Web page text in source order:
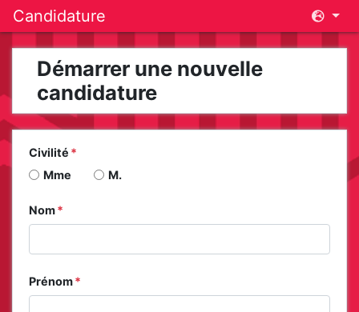
Candidature
Démarrer une nouvelle
candidature
Mme M.
Civilité
Nom
Prénom